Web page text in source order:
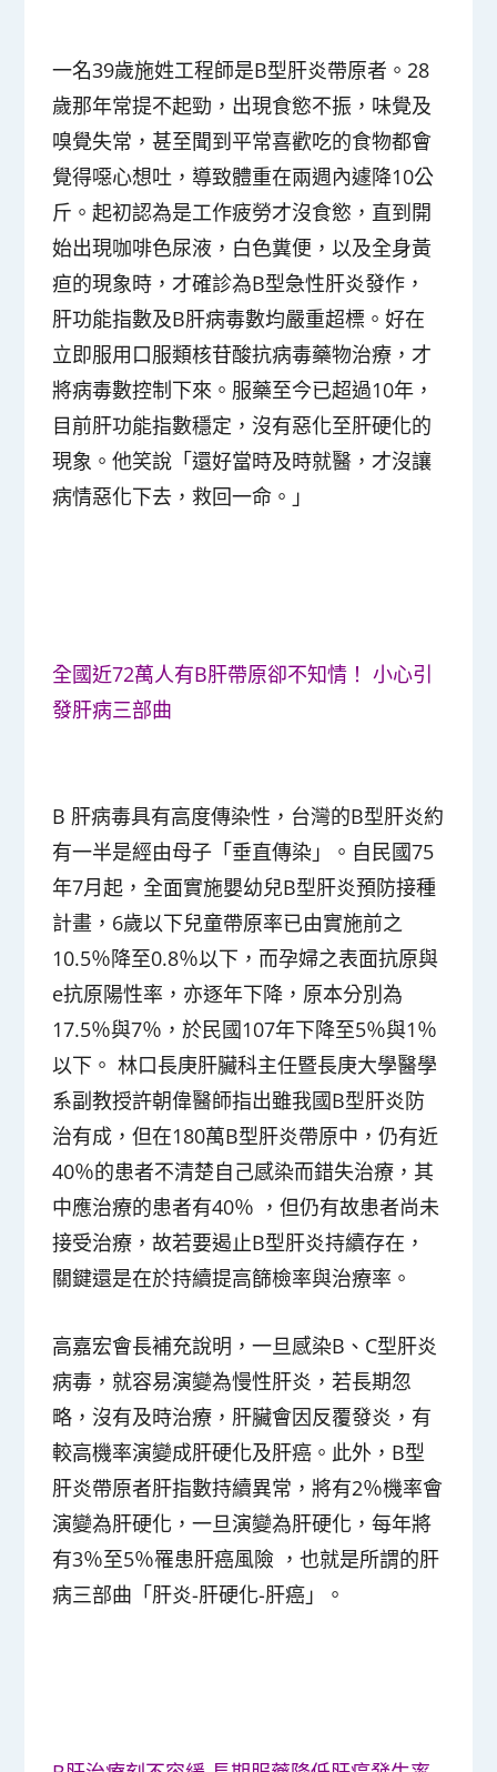
一名39歲施姓工程師是B型肝炎帶原者。28
歲那年常提不起勁，出現食慾不振，味覺及
嗅覺失常，甚至聞到平常喜歡吃的食物都會
覺得噁心想吐，導致體重在兩週內遽降10公
斤。起初認為是工作疲勞才沒食慾，直到開
始出現咖啡色尿液，白色糞便，以及全身黃
疸的現象時，才確診為B型急性肝炎發作，
肝功能指數及B肝病毒數均嚴重超標。好在
立即服用口服類核苷酸抗病毒藥物治療，才
將病毒數控制下來。服藥至今已超過10年，
目前肝功能指數穩定，沒有惡化至肝硬化的
現象。他笑說「還好當時及時就醫，才沒讓
病情惡化下去，救回一命。」
全國近72萬人有B肝帶原卻不知情！ 小心引
發肝病三部曲
B 肝病毒具有高度傳染性，台灣的B型肝炎約
有一半是經由母子「垂直傳染」。自民國75
年7月起，全面實施嬰幼兒B型肝炎預防接種
計畫，6歲以下兒童帶原率已由實施前之
10.5％降至0.8％以下，而孕婦之表面抗原與
e抗原陽性率，亦逐年下降，原本分別為
17.5％與7％，於民國107年下降至5％與1％
以下。 林口長庚肝臟科主任暨長庚大學醫學
系副教授許朝偉醫師指出雖我國B型肝炎防
治有成，但在180萬B型肝炎帶原中，仍有近
40％的患者不清楚自己感染而錯失治療，其
中應治療的患者有40％ ，但仍有故患者尚未
接受治療，故若要遏止B型肝炎持續存在，
關鍵還是在於持續提高篩檢率與治療率。
高嘉宏會長補充說明，一旦感染B、C型肝炎
病毒，就容易演變為慢性肝炎，若長期忽
略，沒有及時治療，肝臟會因反覆發炎，有
較高機率演變成肝硬化及肝癌。此外，B型
肝炎帶原者肝指數持續異常，將有2％機率會
演變為肝硬化，一旦演變為肝硬化，每年將
有3％至5％罹患肝癌風險 ，也就是所謂的肝
病三部曲「肝炎-肝硬化-肝癌」。